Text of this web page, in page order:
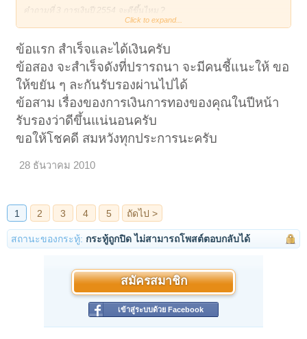
คำถามที่ 3 การเงินปี 2554 จะดีขึ้นไหม ?
ขอบคุณมากๆค่ะ
Click to expand...
ข้อแรก สำเร็จและได้เงินครับ
ข้อสอง จะสำเร็จดังที่ปรารถนา จะมีคนชี้แนะให้ ขอ
ให้ขยัน ๆ ละกันรับรองผ่านไปได้
ข้อสาม เรื่องของการเงินการทองของคุณในปีหน้า
รับรองว่าดีขึ้นแน่นอนครับ
ขอให้โชคดี สมหวังทุกประการนะครับ
28 ธันวาคม 2010
สถานะของกระทู้: กระทู้ถูกปิด ไม่สามารถโพสต์ตอบกลับได้
สมัครสมาชิก
เข้าสู่ระบบด้วย Facebook